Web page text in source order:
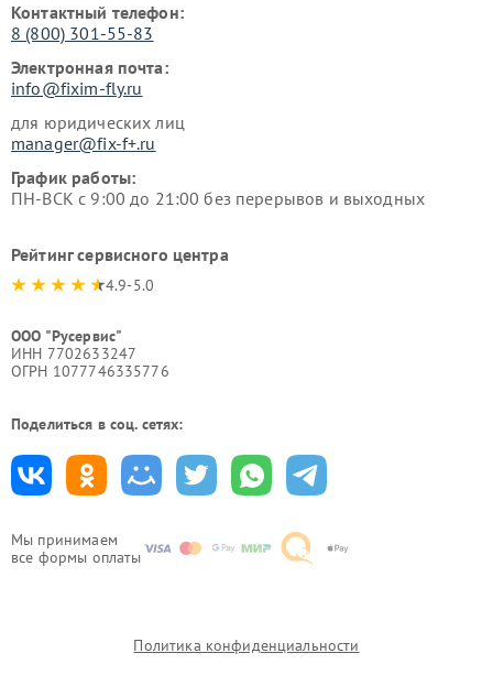
Мы принимаем
все формы оплаты
Контактный телефон:
8 (800) 301-55-83
Электронная почта:
info@fixim-fly.ru
для юридических лиц
manager@fix-f+.ru
График работы:
ПН-ВСК с 9:00 до 21:00 без перерывов и выходных
Рейтинг сервисного центра
4.9-5.0
ООО "Русервис"
ИНН 7702633247
ОГРН 1077746335776
Поделиться в соц. сетях:
Политика конфиденциальности